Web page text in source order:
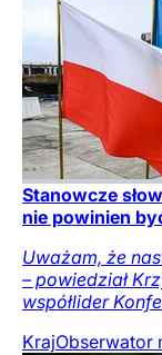
Stanowcze
nie powinien
Uważam, że
– powiedział
współlider
KrajObserwator